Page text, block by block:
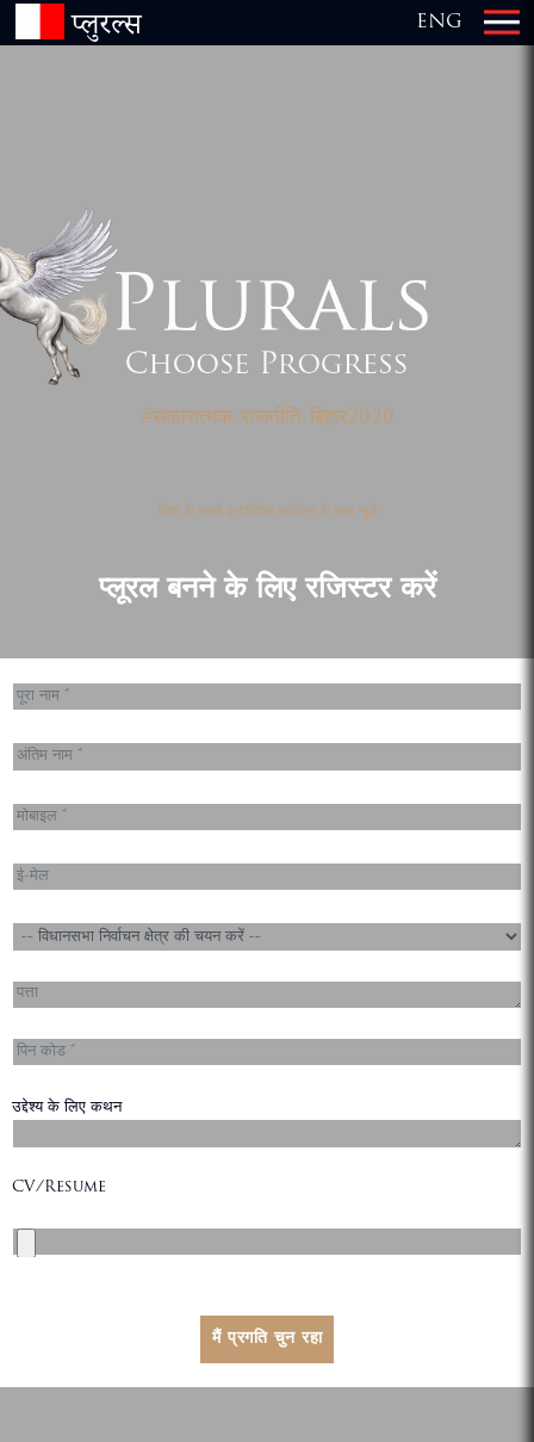
प्लुरल्स ENG ×
#सकारात्मक-राजनीति-बिहार2020
बिहार के सबसे प्रगतिशील आंदोलन के साथ जुड़ें
प्लूरल बनने के लिए रजिस्टर करें
उद्देश्य के लिए कथन
CV/Resume